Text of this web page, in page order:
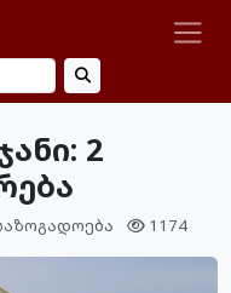
2
1174